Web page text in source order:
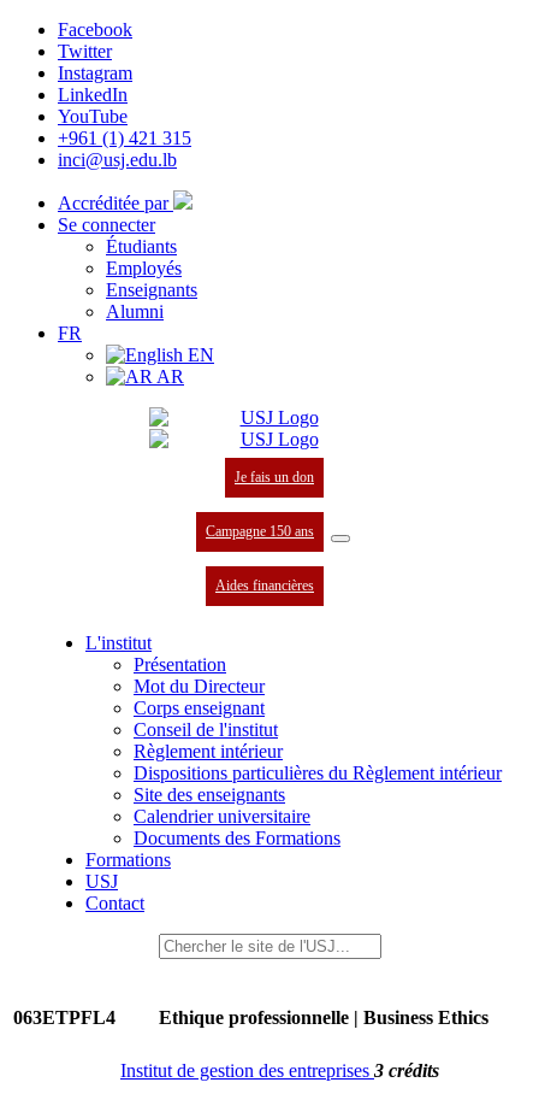
Facebook
Twitter
Instagram
LinkedIn
YouTube
+961 (1) 421 315
inci@usj.edu.lb
Accréditée par
Se connecter
Étudiants
Employés
Enseignants
Alumni
FR
EN
AR
Je fais un don
Campagne 150 ans
Aides financières
L'institut
Présentation
Mot du Directeur
Corps enseignant
Conseil de l'institut
Règlement intérieur
Dispositions particulières du Règlement intérieur
Site des enseignants
Calendrier universitaire
Documents des Formations
Formations
USJ
Contact
063ETPFL4 Ethique professionnelle | Business Ethics
Institut de gestion des entreprises 3 crédits